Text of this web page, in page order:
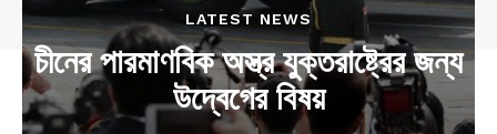
LATEST NEWS
চীনের পারমাণবিক অস্ত্র যুক্তরাষ্ট্রের জন্য
উদ্বেগের বিষয়